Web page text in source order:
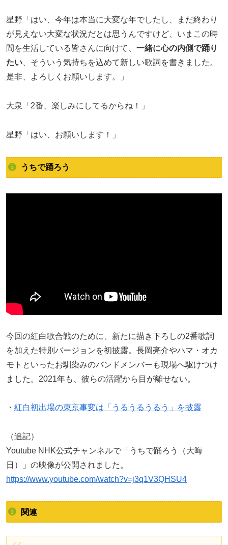
星野「はい、今年は本当に大変な年でしたし、まだ終わり
が見えない大変な状況だとは思うんですけど、いまこの時
間を生活している皆さんに向けて、 一緒に心の内側で踊り
たい、そういう気持ちを込めて新しい歌詞を書きました。
是非、よろしくお願いします。」
大泉「2番、楽しみにしてるからね！」
星野「はい、お願いします！」
うちで踊ろう
今回の紅白歌合戦のために、新たに描き下ろしの2番歌詞
を加えた特別バージョンを初披露。長岡亮介やハマ・オカ
モトといったお馴染みのバンドメンバーも現場へ駆けつけ
ました。2021年も、彼らの活躍から目が離せない。
・ 紅白初出場の東京事変は「うるうるうるう」を披露
（追記）
Youtube NHK公式チャンネルで「うちで踊ろう（大晦
日）」の映像が公開されました。
https://www.youtube.com/watch?v=j3q1V3QHSU4
関連